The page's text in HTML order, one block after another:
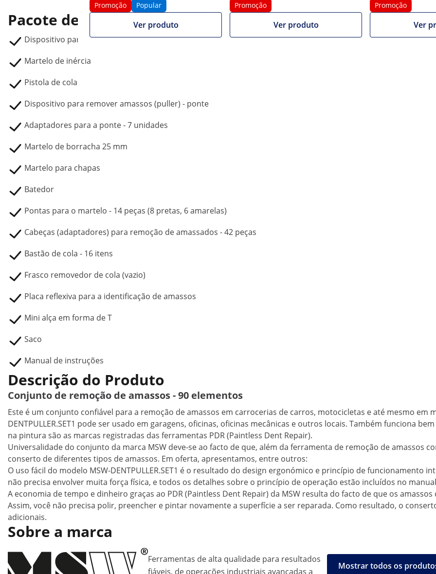
Pacote de entrega
Dispositivo para remover amassos (puller) com alavanca
Martelo de inércia
Pistola de cola
Dispositivo para remover amassos (puller) - ponte
Adaptadores para a ponte - 7 unidades
Martelo de borracha 25 mm
Martelo para chapas
Batedor
Pontas para o martelo - 14 peças (8 pretas, 6 amarelas)
Cabeças (adaptadores) para remoção de amassados - 42 peças
Bastão de cola - 16 itens
Frasco removedor de cola (vazio)
Placa reflexiva para a identificação de amassos
Mini alça em forma de T
Saco
Manual de instruções
Promoção Popular
Ver produto
Promoção
Ver produto
Promoção
Ver
Descrição do Produto
Conjunto de remoção de amassos - 90 elementos
Este é um conjunto confiável para a remoção de amassos em carrocerias de carros, motocicletas e até mesmo em
DENTPULLER.SET1 pode ser usado em garagens, oficinas, oficinas mecânicas e outros locais. Também funciona
na pintura são as marcas registradas das ferramentas PDR (Paintless Dent Repair).
Universalidade do conjunto da marca MSW deve-se ao facto de que, além da ferramenta de remoção de amassos
conserto de diferentes tipos de amassos. Em oferta, apresentamos, entre outros:
O uso fácil do modelo MSW-DENTPULLER.SET1 é o resultado do design ergonómico e princípio de funcionamento
não precisa envolver muita força física, e todos os detalhes sobre o princípio de operação estão incluídos no
A economia de tempo e dinheiro graças ao PDR (Paintless Dent Repair) da MSW resulta do facto de que os
Assim, você não precisa polir, preencher e pintar novamente a superfície a ser reparada. Como resultado, o
adicionais.
Sobre a marca
Ferramentas de alta qualidade para resultados
fiáveis, de operações industriais avançadas a
Mostrar todos os